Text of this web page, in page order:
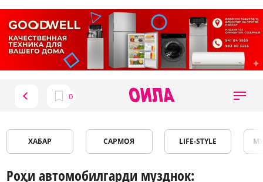
ХАБАР САРМОЯ LIFE-STYLE
Роҳи автомобилгарди музднок: